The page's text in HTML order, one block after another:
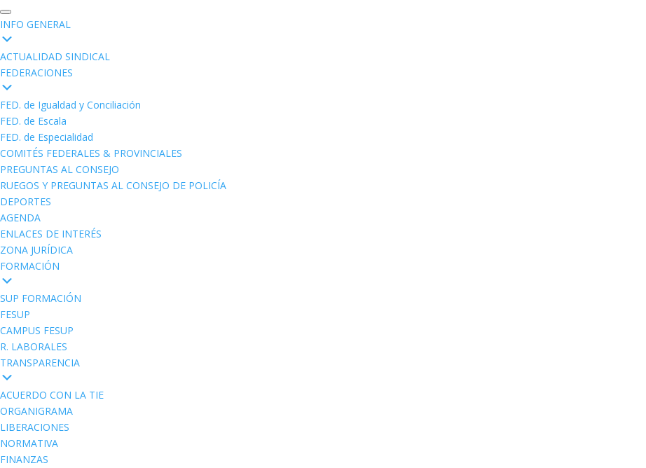
INFO GENERAL
ACTUALIDAD SINDICAL
FEDERACIONES
FED. de Igualdad y Conciliación
FED. de Escala
FED. de Especialidad
COMITÉS FEDERALES & PROVINCIALES
PREGUNTAS AL CONSEJO
RUEGOS Y PREGUNTAS AL CONSEJO DE POLICÍA
DEPORTES
AGENDA
ENLACES DE INTERÉS
ZONA JURÍDICA
FORMACIÓN
SUP FORMACIÓN
FESUP
CAMPUS FESUP
R. LABORALES
TRANSPARENCIA
ACUERDO CON LA TIE
ORGANIGRAMA
LIBERACIONES
NORMATIVA
FINANZAS